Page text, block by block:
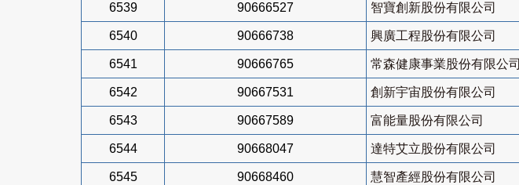
6539 90666527 智寶創新股份有限公司
6540 90666738 興廣工程股份有限公司
6541 90666765 常森健康事業股份有限公司
6542 90667531 創新宇宙股份有限公司
6543 90667589 富能量股份有限公司
6544 90668047 達特艾立股份有限公司
6545 90668460 慧智產經股份有限公司